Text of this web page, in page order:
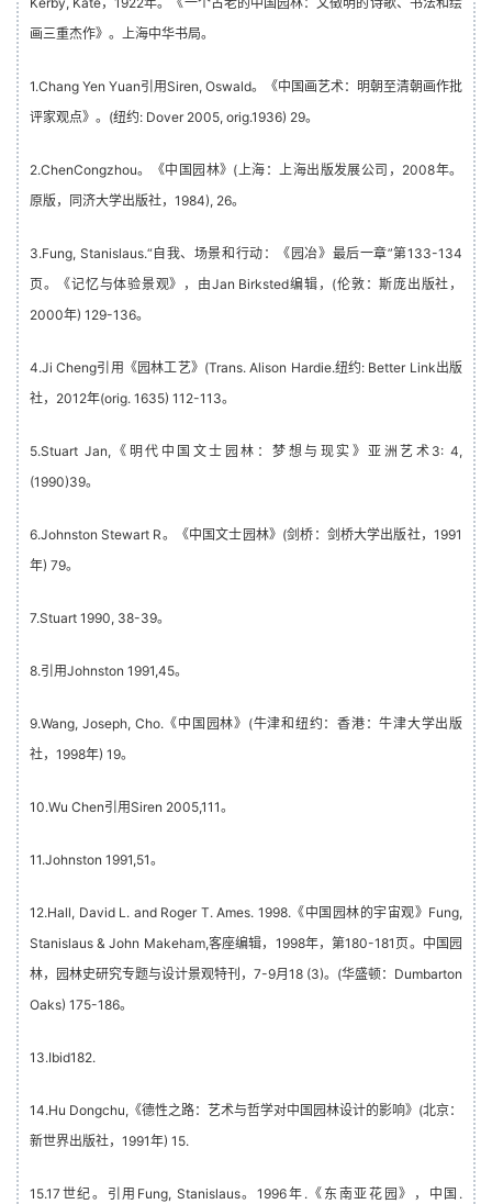
们
系
画三重杰作》。上海中华书局。
1.Chang Yen Yuan引用Siren, Oswald。《中国画艺术：明朝至清朝画作批
评家观点》。(纽约: Dover 2005, orig.1936) 29。
2.ChenCongzhou。《中国园林》(上海：上海出版发展公司，2008年。
原版，同济大学出版社，1984), 26。
3.Fung, Stanislaus.“自我、场景和行动：《园冶》最后一章”第133-134
页。《记忆与体验景观》，由Jan Birksted编辑，(伦敦：斯庞出版社，
2000年) 129-136。
4.Ji Cheng引用《园林工艺》(Trans. Alison Hardie.纽约: Better Link出版
社，2012年(orig. 1635) 112-113。
5.Stuart Jan,《明代中国文士园林：梦想与现实》亚洲艺术3: 4,
(1990)39。
6.Johnston Stewart R。《中国文士园林》(剑桥：剑桥大学出版社，1991
年) 79。
7.Stuart 1990, 38-39。
8.引用Johnston 1991,45。
9.Wang, Joseph, Cho.《中国园林》(牛津和纽约：香港：牛津大学出版
社，1998年) 19。
10.Wu Chen引用Siren 2005,111。
11.Johnston 1991,51。
12.Hall, David L. and Roger T. Ames. 1998.《中国园林的宇宙观》Fung,
Stanislaus & John Makeham,客座编辑，1998年，第180-181页。中国园
林，园林史研究专题与设计景观特刊，7-9月18 (3)。(华盛顿：Dumbarton
Oaks) 175-186。
13.Ibid182.
14.Hu Dongchu,《德性之路：艺术与哲学对中国园林设计的影响》(北京：
新世界出版社，1991年) 15.
15.17世纪。引用Fung, Stanislaus。1996年.《东南亚花园》，中国.